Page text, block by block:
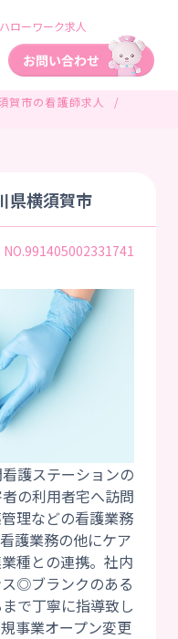
ローワーク求人
賀市の看護師求人
県横須賀市
NO.991405002331741
護ステーションの
の利用者宅へ訪問
理などの看護業務
護業務の他にケア
種との連携。社内
◎ブランクのある
で丁寧に指導致し
事業オープン変更